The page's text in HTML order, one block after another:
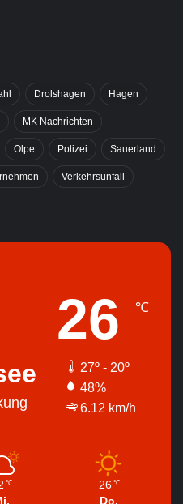
Drolshagen Hagen
MK Nachrichten
Olpe Polizei Sauerland
Verkehrsunfall
26 ℃
27º - 20º
48%
6.12 km/h
℃ 26 ℃
Do.